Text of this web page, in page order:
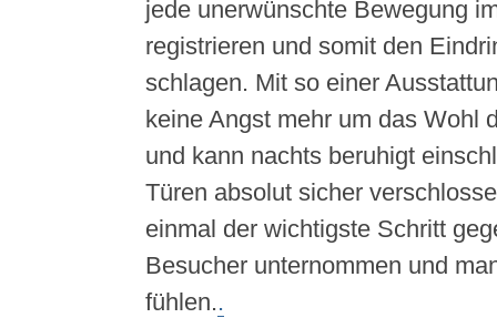
jede unerwünschte Bewegung
registrieren und somit den
schlagen. Mit so einer
keine Angst mehr um das Wohl
und kann nachts beruhigt
Türen absolut sicher
einmal der wichtigste Schritt
Besucher unternommen und
fühlen..